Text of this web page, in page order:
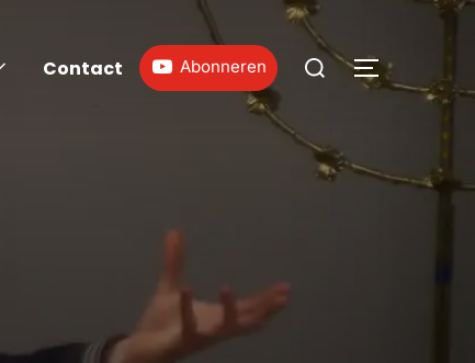
Contact Abonneren